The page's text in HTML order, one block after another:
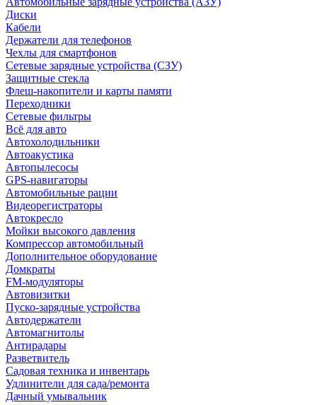
Диски
Кабели
Держатели для телефонов
Чехлы для смартфонов
Сетевые зарядные устройства (СЗУ)
Защитные стекла
Флеш-накопители и карты памяти
Переходники
Сетевые фильтры
Всё для авто
Автохолодильники
Автоакустика
Автопылесосы
GPS-навигаторы
Автомобильные рации
Видеорегистраторы
Автокресло
Мойки высокого давления
Компрессор автомобильный
Дополнительное оборудование
Домкраты
FM-модуляторы
Автовизитки
Пуско-зарядные устройства
Автодержатели
Автомагнитолы
Антирадары
Разветвитель
Садовая техника и инвентарь
Удлинители для сада/ремонта
Дачный умывальник